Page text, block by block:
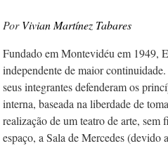
Vivian Martínez Tabares
Fundado em Montevidéu em 1949,
independente de maior
seus integrantes defenderam os
interna, baseada na liberdade de
realização de um teatro de arte,
espaço, a Sala de Mercedes (devido